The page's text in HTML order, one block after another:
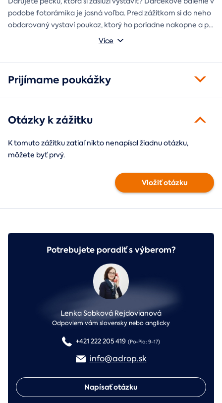
podobe fotorámika je jasná voľba. Pred zážitkom si do neho
obdarovaný vystaví poukaz, ktorý ho poriadne nakopne a po
absolvovaní tam poputuje fotka zo zážitku, ktorá pri každom
Môžete vybrať z motívov balónový, tunelový a univerzálny
Více
Prijímame poukážky
Otázky k zážitku
K tomuto zážitku zatiaľ nikto nenapísal žiadnu otázku,
môžete byť prvý.
Vložiť otázku
Potrebujete poradiť s výberom?
Lenka Sobková Rejdovianová
Odpoviem vám slovensky nebo anglicky
+421 222 205 419 (Po-Pia: 9-17)
info@adrop.sk
Napísať otázku